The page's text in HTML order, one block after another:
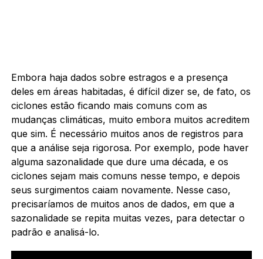
Embora haja dados sobre estragos e a presença
deles em áreas habitadas, é difícil dizer se, de fato, os
ciclones estão ficando mais comuns com as
mudanças climáticas, muito embora muitos acreditem
que sim. É necessário muitos anos de registros para
que a análise seja rigorosa. Por exemplo, pode haver
alguma sazonalidade que dure uma década, e os
ciclones sejam mais comuns nesse tempo, e depois
seus surgimentos caiam novamente. Nesse caso,
precisaríamos de muitos anos de dados, em que a
sazonalidade se repita muitas vezes, para detectar o
padrão e analisá-lo.